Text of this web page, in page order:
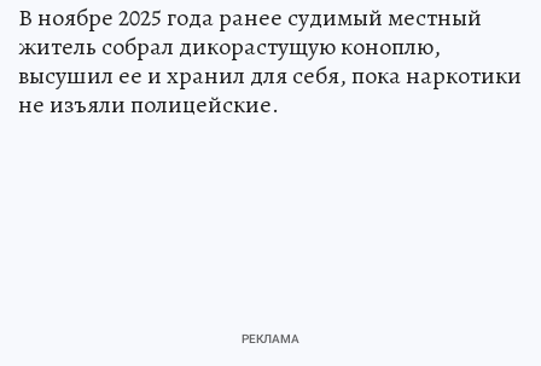
В ноябре 2025 года ранее судимый местный
житель собрал дикорастущую коноплю,
высушил ее и хранил для себя, пока наркотики
не изъяли полицейские.